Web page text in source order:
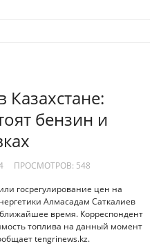
Казахстане:
бензин и
ПРОСМОТРОВ: 548
госрегулирование цен на
Алмасадам Саткалиев
время. Корреспондент
топлива на данный момент
tengrinews.kz.